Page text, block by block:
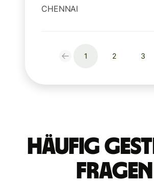
CHENNAI
1 2 3
Häufig
Fragen